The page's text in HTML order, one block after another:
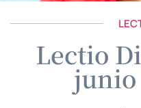
Lectio
junio